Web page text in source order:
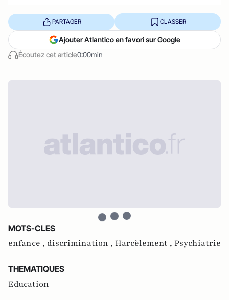
Écoutez cet article0:00min
PARTAGER CLASSER
Ajouter Atlantico en favori sur Google
MOTS-CLES
enfance , discrimination , Harcèlement , Psychiatrie
THEMATIQUES
Education